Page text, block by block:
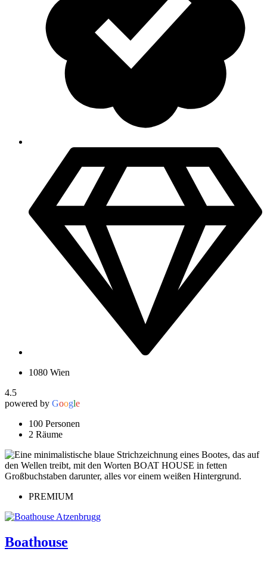
1080 Wien
4.5
powered by Google
100 Personen
2 Räume
PREMIUM
Boathouse